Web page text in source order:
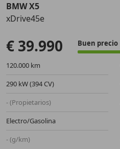
Anterior
BMW X5
xDrive45e
€ 39.990 Buen precio
120.000 km
290 kW (394 CV)
- (Propietarios)
Electro/Gasolina
- (g/km)